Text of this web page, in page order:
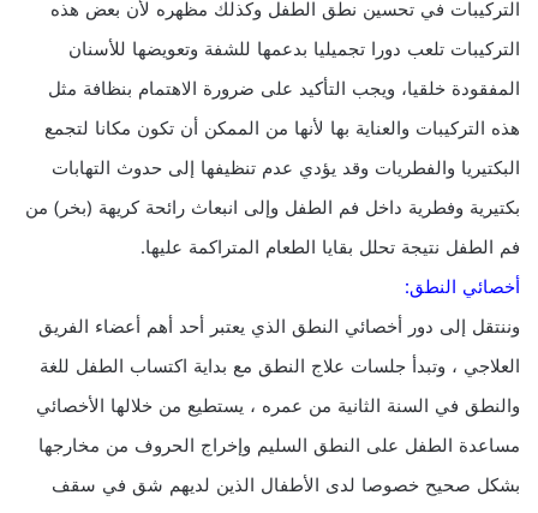
التركيبات في تحسين نطق الطفل وكذلك مظهره لأن بعض هذه
التركيبات تلعب دورا تجميليا بدعمها للشفة وتعويضها للأسنان
المفقودة خلقيا، ويجب التأكيد على ضرورة الاهتمام بنظافة مثل
هذه التركيبات والعناية بها لأنها من الممكن أن تكون مكانا لتجمع
البكتيريا والفطريات وقد يؤدي عدم تنظيفها إلى حدوث التهابات
بكتيرية وفطرية داخل فم الطفل وإلى انبعاث رائحة كريهة (بخر) من
فم الطفل نتيجة تحلل بقايا الطعام المتراكمة عليها.
أخصائي النطق:
وننتقل إلى دور أخصائي النطق الذي يعتبر أحد أهم أعضاء الفريق
العلاجي ، وتبدأ جلسات علاج النطق مع بداية اكتساب الطفل للغة
والنطق في السنة الثانية من عمره ، يستطيع من خلالها الأخصائي
مساعدة الطفل على النطق السليم وإخراج الحروف من مخارجها
بشكل صحيح خصوصا لدى الأطفال الذين لديهم شق في سقف